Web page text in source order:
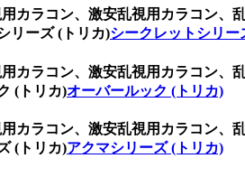
カラコン、激安乱視用カラコン、
リーズ (トリカ)シークレットシリー
カラコン、激安乱視用カラコン、
(トリカ)オーバールック (トリカ)
カラコン、激安乱視用カラコン、
(トリカ)アクマシリーズ (トリカ)